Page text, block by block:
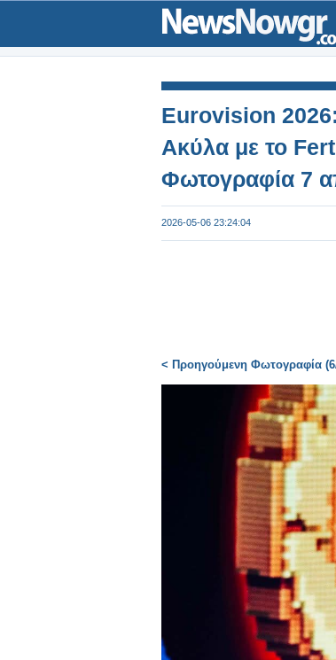
Eurovision
Ακύλα με το
Φωτογραφία 7
2026-05-06 23:24:04
< Προηγούμενη Φωτογραφία